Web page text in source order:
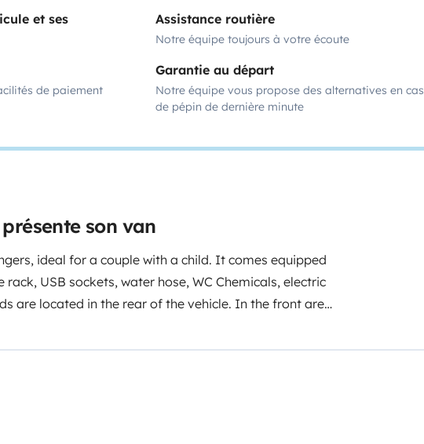
et ses
Assistance routière
Notre équipe toujours à votre écoute
de paiement
Garantie au départ
Notre équipe vous propose des alternatives en cas
de pépin de dernière minute
son van
ideal for a couple with a child. It comes equipped
rack, USB sockets, water hose, WC Chemicals, electric
are located in the rear of the vehicle. In the front area,
area is created thanks to the rotating front
with a refrigerator, a freezer, a two-burner
› Pan and broom › European road assistance ›